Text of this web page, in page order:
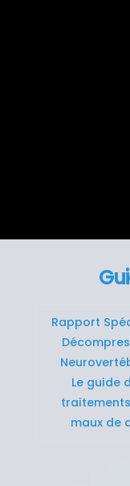
Rapport
Le guide
maux de